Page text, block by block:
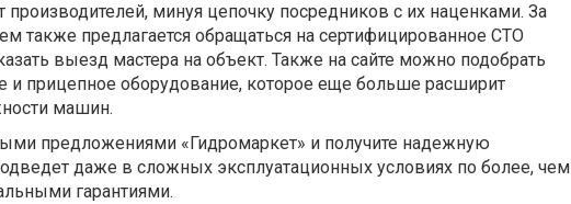
производителей, минуя цепочку посредников с их наценками. За
также предлагается обращаться на сертифицированное СТО
выезд мастера на объект. Также на сайте можно подобрать
и прицепное оборудование, которое еще больше расширит
машин.
предложениями «Гидромаркет» и получите надежную
даже в сложных эксплуатационных условиях по более, чем
гарантиями.